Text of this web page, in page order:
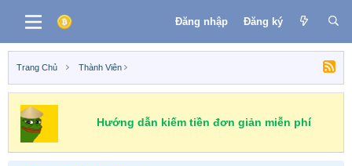
Đăng nhập Đăng ký
Trang Chủ Thành Viên
Hướng dẫn kiếm tiền đơn giản miễn phí